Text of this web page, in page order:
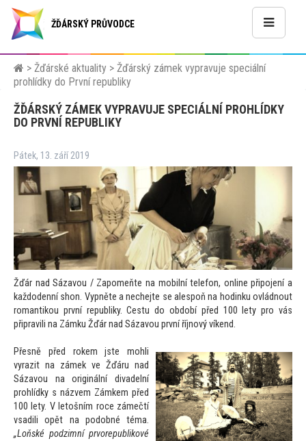
ŽĎÁRSKÝ PRŮVODCE
> Žďárské aktuality > Žďárský zámek vypravuje speciální
prohlídky do První republiky
ŽĎÁRSKÝ ZÁMEK VYPRAVUJE SPECIÁLNÍ PROHLÍDKY
DO PRVNÍ REPUBLIKY
Pátek, 13. září 2019
Žďár nad Sázavou / Zapomeňte na mobilní telefon, online připojení a
každodenní shon. Vypněte a nechejte se alespoň na hodinku ovládnout
romantikou první republiky. Cestu do období před 100 lety pro vás
připravili na Zámku Žďár nad Sázavou první říjnový víkend.
Přesně před rokem jste mohli
vyrazit na zámek ve Žďáru nad
Sázavou na originální divadelní
prohlídky s názvem Zámkem před
100 lety. V letošním roce zámečtí
vsadili opět na podobné téma.
„Loňské podzimní prvorepublikové